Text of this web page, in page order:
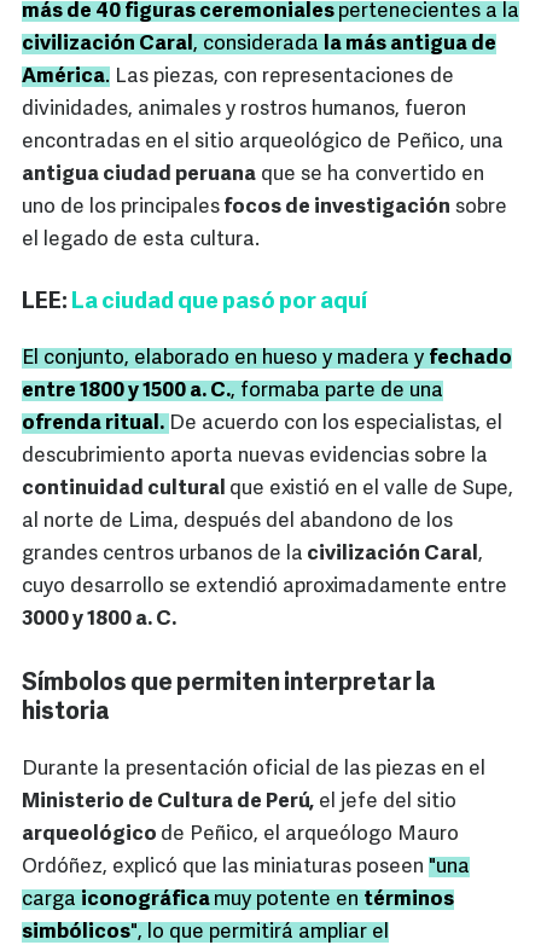
más de 40 figuras ceremoniales pertenecientes a la
civilización Caral, considerada la más antigua de
América. Las piezas, con representaciones de
divinidades, animales y rostros humanos, fueron
encontradas en el sitio arqueológico de Peñico, una
antigua ciudad peruana que se ha convertido en
uno de los principales focos de investigación sobre
el legado de esta cultura.
LEE: La ciudad que pasó por aquí
El conjunto, elaborado en hueso y madera y fechado
entre 1800 y 1500 a. C., formaba parte de una
ofrenda ritual. De acuerdo con los especialistas, el
descubrimiento aporta nuevas evidencias sobre la
continuidad cultural que existió en el valle de Supe,
al norte de Lima, después del abandono de los
grandes centros urbanos de la civilización Caral,
cuyo desarrollo se extendió aproximadamente entre
3000 y 1800 a. C.
Símbolos que permiten interpretar la
historia
Durante la presentación oficial de las piezas en el
Ministerio de Cultura de Perú, el jefe del sitio
arqueológico de Peñico, el arqueólogo Mauro
Ordóñez, explicó que las miniaturas poseen "una
carga iconográfica muy potente en términos
simbólicos", lo que permitirá ampliar el